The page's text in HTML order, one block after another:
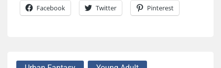
Facebook Twitter Pinterest